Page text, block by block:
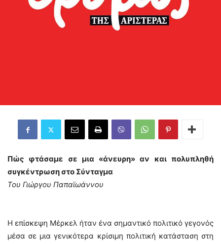
Πώς φτάσαμε σε μια «άνευρη» αν και πολυπληθή
συγκέντρωση στο Σύνταγμα
Του Γιώργου Παπαϊωάννου
Η επίσκεψη Μέρκελ ήταν ένα σημαντικό πολιτικό γεγονός
μέσα σε μια γενικότερα κρίσιμη πολιτική κατάσταση στη